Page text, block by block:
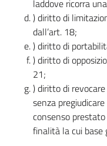
laddove ricorra
) diritto di
dall’art. 18;
) diritto di
) diritto di
21;
) diritto di
senza
consenso
finalità la cui base